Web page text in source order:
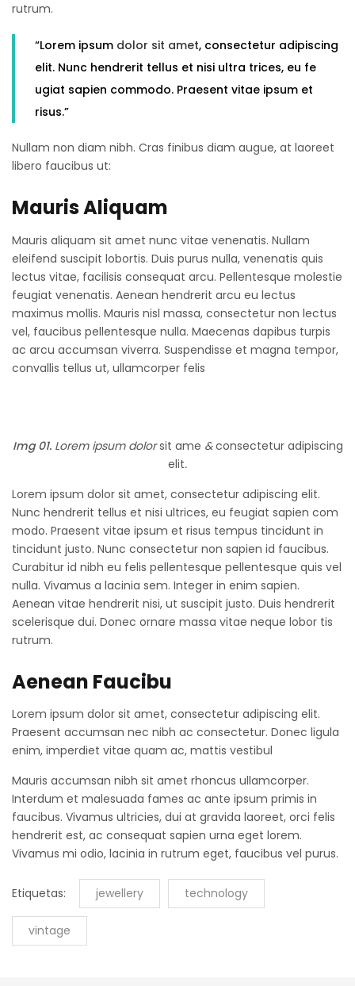
rutrum.
“Lorem ipsum dolor sit amet, consectetur adipiscing
elit. Nunc hendrerit tellus et nisi ultra trices, eu fe
ugiat sapien commodo. Praesent vitae ipsum et
risus.”
Nullam non diam nibh. Cras finibus diam augue, at laoreet
libero faucibus ut:
Mauris Aliquam
Mauris aliquam sit amet nunc vitae venenatis. Nullam
eleifend suscipit lobortis. Duis purus nulla, venenatis quis
lectus vitae, facilisis consequat arcu. Pellentesque molestie
feugiat venenatis. Aenean hendrerit arcu eu lectus
maximus mollis. Mauris nisl massa, consectetur non lectus
vel, faucibus pellentesque nulla. Maecenas dapibus turpis
ac arcu accumsan viverra. Suspendisse et magna tempor,
convallis tellus ut, ullamcorper felis
Img 01.Lorem ipsum dolorsit ame &consectetur adipiscing
elit.
Lorem ipsum dolor sit amet, consectetur adipiscing elit.
Nunc hendrerit tellus et nisi ultrices, eu feugiat sapien com
modo. Praesent vitae ipsum et risus tempus tincidunt in
tincidunt justo. Nunc consectetur non sapien id faucibus.
Curabitur id nibh eu felis pellentesque pellentesque quis vel
nulla. Vivamus a lacinia sem. Integer in enim sapien.
Aenean vitae hendrerit nisi, ut suscipit justo. Duis hendrerit
scelerisque dui. Donec ornare massa vitae neque lobor tis
rutrum.
Aenean Faucibu
Lorem ipsum dolor sit amet, consectetur adipiscing elit.
Praesent accumsan nec nibh ac consectetur. Donec ligula
enim, imperdiet vitae quam ac, mattis vestibul
Mauris accumsan nibh sit amet rhoncus ullamcorper.
Interdum et malesuada fames ac ante ipsum primis in
faucibus. Vivamus ultricies, dui at gravida laoreet, orci felis
hendrerit est, ac consequat sapien urna eget lorem.
Vivamus mi odio, lacinia in rutrum eget, faucibus vel purus.
Etiquetas: jewellery technology
vintage